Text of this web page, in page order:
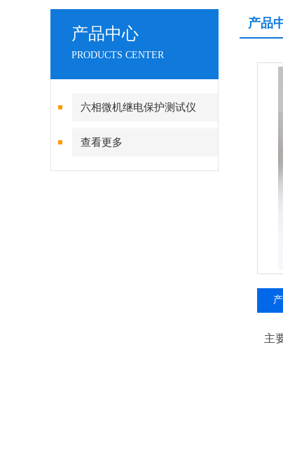
产品中心
PRODUCTS CENTER
六相微机继电保护测试仪
查看更多
产品
主